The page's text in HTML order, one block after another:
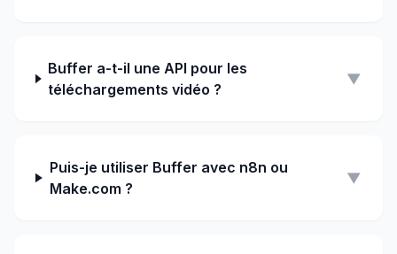
Buffer a-t-il une API pour les
téléchargements vidéo ?
▼
Puis-je utiliser Buffer avec n8n ou
Make.com ?
▼